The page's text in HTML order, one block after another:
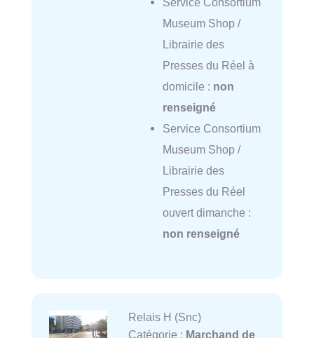
Museum Shop /
Librairie des
Presses du Réel à
domicile : non
renseigné
Service Consortium
Museum Shop /
Librairie des
Presses du Réel
ouvert dimanche :
non renseigné
Relais H (Snc)
Catégorie : Marchand de